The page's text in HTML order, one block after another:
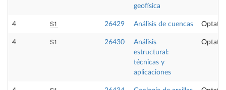
geofísica
4 S1 26429 Análisis de cuencas
4 S1 26430
Análisis
estructural:
técnicas y
aplicaciones